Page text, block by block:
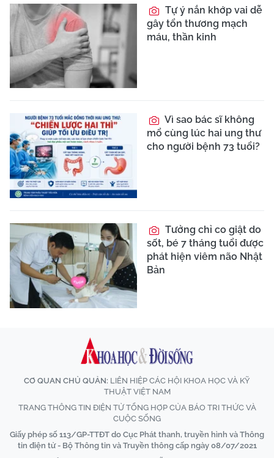
Tự ý nắn khớp vai dễ
gây tổn thương mạch
máu, thần kinh
Vì sao bác sĩ không
mổ cùng lúc hai ung thư
cho người bệnh 73 tuổi?
Tưởng chỉ co giật do
sốt, bé 7 tháng tuổi được
phát hiện viêm não Nhật
Bản
CƠ QUAN CHỦ QUẢN: LIÊN HIỆP CÁC HỘI KHOA HỌC VÀ KỸ
THUẬT VIỆT NAM
TRANG THÔNG TIN ĐIỆN TỬ TỔNG HỢP CỦA BÁO TRI THỨC VÀ
CUỘC SỐNG
Giấy phép số 113/GP-TTĐT do Cục Phát thanh, truyền hình và Thông
tin điện tử - Bộ Thông tin và Truyền thông cấp ngày 08/07/2021